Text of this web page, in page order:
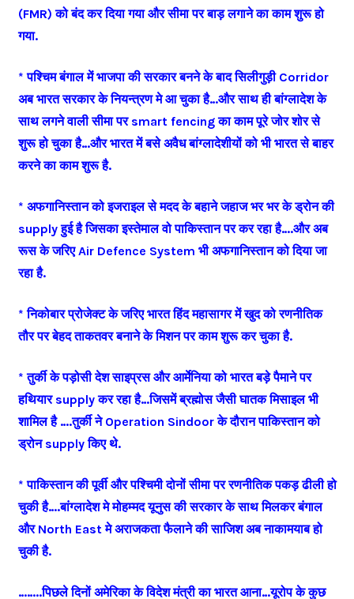
(FMR) को बंद कर दिया गया और सीमा पर बाड़ लगाने का काम शुरू हो
गया.
* पश्चिम बंगाल में भाजपा की सरकार बनने के बाद सिलीगुड़ी Corridor
अब भारत सरकार के नियन्त्रण मे आ चुका है…और साथ ही बांग्लादेश के
साथ लगने वाली सीमा पर smart fencing का काम पूरे जोर शोर से
शुरू हो चुका है…और भारत में बसे अवैध बांग्लादेशीयों को भी भारत से बाहर
करने का काम शुरू है.
* अफगानिस्तान को इजराइल से मदद के बहाने जहाज भर भर के ड्रोन की
supply हुई है जिसका इस्तेमाल वो पाकिस्तान पर कर रहा है….और अब
रूस के जरिए Air Defence System भी अफगानिस्तान को दिया जा
रहा है.
* निकोबार प्रोजेक्ट के जरिए भारत हिंद महासागर में खुद को रणनीतिक
तौर पर बेहद ताकतवर बनाने के मिशन पर काम शुरू कर चुका है.
* तुर्की के पड़ोसी देश साइप्रस और आर्मेनिया को भारत बड़े पैमाने पर
हथियार supply कर रहा है…जिसमें ब्रह्मोस जैसी घातक मिसाइल भी
शामिल है ….तुर्की ने Operation Sindoor के दौरान पाकिस्तान को
ड्रोन supply किए थे.
* पाकिस्तान की पूर्वी और पश्चिमी दोनों सीमा पर रणनीतिक पकड़ ढीली हो
चुकी है….बांग्लादेश मे मोहम्मद यूनुस की सरकार के साथ मिलकर बंगाल
और North East मे अराजकता फैलाने की साजिश अब नाकामयाब हो
चुकी है.
……..पिछले दिनों अमेरिका के विदेश मंत्री का भारत आना…यूरोप के कुछ